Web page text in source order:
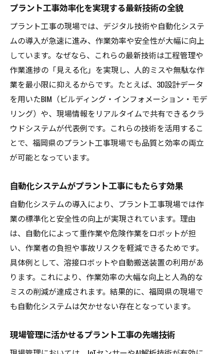
プラント工事効率化を実現する最新技術の全貌
プラント工事の現場では、デジタル技術や自動化システ
ムの導入が急速に進み、作業効率や安全性が大幅に向上
しています。なぜなら、これらの最新技術は工程管理や
作業進捗の「見える化」を実現し、人的ミスや無駄な作
業を最小限に抑えるからです。たとえば、3D設計データ
を用いたBIM（ビルディング・インフォメーション・モデ
リング）や、現場情報をリアルタイムで共有できるクラ
ウドシステムが代表例です。これらの技術を活用するこ
とで、福岡県のプラント工事現場でも品質と効率の両立
が可能となっています。
自動化システムがプラント工事にもたらす効果
自動化システムの導入により、プラント工事現場では作
業の標準化と安全性の向上が実現されています。理由
は、自動化によって重作業や危険作業をロボットが担
い、作業者の負担や事故リスクを軽減できるためです。
具体例として、溶接ロボットや自動搬送装置の利用があ
ります。これにより、作業効率の大幅な向上と人為的な
ミスの削減が達成されます。結果的に、福岡県の現場で
も自動化システムは欠かせない存在となっています。
現場管理に活かせるプラント工事の先端技術